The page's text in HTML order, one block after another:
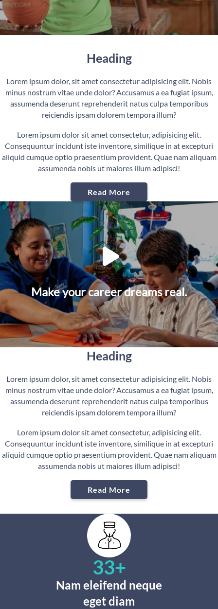
Heading
Lorem ipsum dolor, sit amet consectetur adipisicing elit. Nobis
minus nostrum vitae unde dolor? Accusamus a ea fugiat ipsum,
assumenda deserunt reprehenderit natus culpa temporibus
reiciendis ipsam dolorem tempora illum?
Lorem ipsum dolor sit amet consectetur, adipisicing elit.
Consequuntur incidunt iste inventore, similique in at excepturi
aliquid cumque optio praesentium provident. Quae nam aliquam
assumenda nobis ut maiores illum adipisci!
Read More
Heading
Lorem ipsum dolor, sit amet consectetur adipisicing elit. Nobis
minus nostrum vitae unde dolor? Accusamus a ea fugiat ipsum,
assumenda deserunt reprehenderit natus culpa temporibus
reiciendis ipsam dolorem tempora illum?
Lorem ipsum dolor sit amet consectetur, adipisicing elit.
Consequuntur incidunt iste inventore, similique in at excepturi
aliquid cumque optio praesentium provident. Quae nam aliquam
assumenda nobis ut maiores illum adipisci!
Read More
Make your career dreams real.
39+
Nam eleifend neque
eget diam